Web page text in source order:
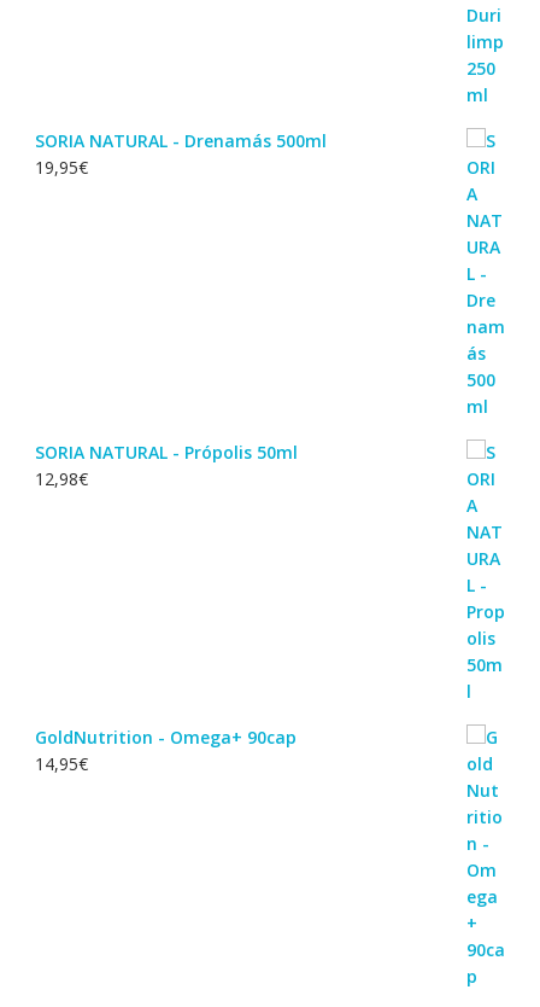
SORIA NATURAL - Drenamás 500ml
19,95€
SORIA NATURAL - Própolis 50ml
12,98€
GoldNutrition - Omega+ 90cap
14,95€